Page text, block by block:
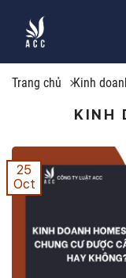
Trang chủ Kinh
KINH
25
Oct